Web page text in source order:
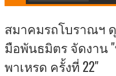
สมาคมรถโบราณฯ
มือพันธมิตร จัดงาน
พาเหรด ครั้งที่ 22"